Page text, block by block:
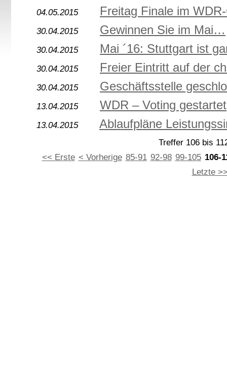
04.05.2015 Freitag Finale im
30.04.2015 Gewinnen Sie im Mai…
30.04.2015 Mai ´16: Stuttgart ist
30.04.2015 Freier Eintritt auf der
30.04.2015 Geschäftsstelle
13.04.2015 WDR – Voting gestartet
13.04.2015 Ablaufpläne
Treffer 106 bis
<< Erste < Vorherige 85-91 92-98 99-105 106-
Letzte